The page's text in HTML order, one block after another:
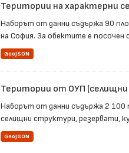
Територии на характерни
Наборът от данни съдържа 90
на София. За обектите е посочен
GeoJSON
Територии от ОУП (селищни
Наборът от данни съдържа 2
селищни структури, резервати,
GeoJSON